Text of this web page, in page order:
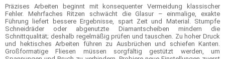
Präzises Arbeiten beginnt mit konsequenter Vermeidung klassischer
Fehler. Mehrfaches Ritzen schwächt die Glasur – einmalige, exakte
Führung liefert bessere Ergebnisse, spart Zeit und Material. Stumpfe
Schneidräder oder abgenutzte Diamantscheiben mindern die
Schnittqualität; deshalb regelmäßig prüfen und tauschen. Zu hoher Druck
und hektisches Arbeiten führen zu Ausbrüchen und schiefen Kanten.
Großformatige Fliesen müssen sorgfältig gestützt werden, um